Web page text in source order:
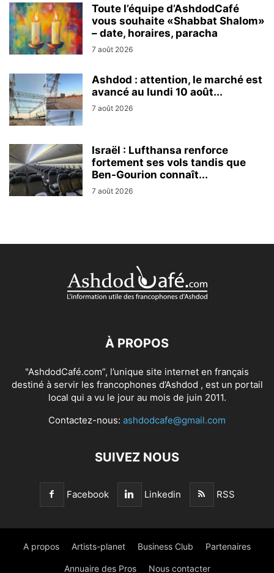
Toute l’équipe d’AshdodCafé
vous souhaite «Shabbat Shalom»
– date, horaires, paracha
7 août 2026
Ashdod : attention, le marché est
avancé au lundi 10 août...
7 août 2026
Israël : Lufthansa renforce
fortement ses vols tandis que
Ben-Gourion connaît...
7 août 2026
À PROPOS
"AshdodCafé.com”, l’unique site internet en français
destiné à servir les francophones d’Ashdod , est un portail
local qui a vu le jour au mois de juin 2011.
Contactez-nous: ashdodcafe@gmail.com
SUIVEZ NOUS
Facebook Linkedin RSS
A propos Artists-planet Business Club Partenaires
Annuaire des Pros Nous contacter